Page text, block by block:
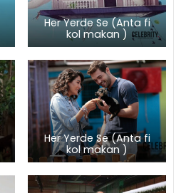
Her Yerde Se (Anta fi
kol makan )
Her Yerde Se (Anta fi
kol makan )